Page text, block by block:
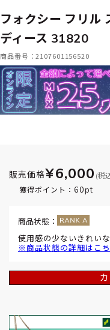
フォクシー フリル
ディース 31820
商品番号：2107601156520
販売価格¥6,000 (税
獲得ポイント： 60pt
商品状態：
使用感の少ないきれい
※商品状態の詳細はこ